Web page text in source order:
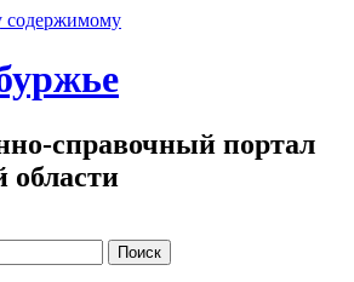
содержимому
справочный портал
области